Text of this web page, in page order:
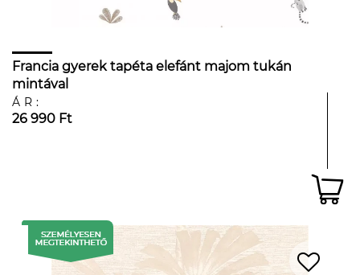
Francia gyerek tapéta elefánt majom tukán
mintával
ÁR:
26 990 Ft